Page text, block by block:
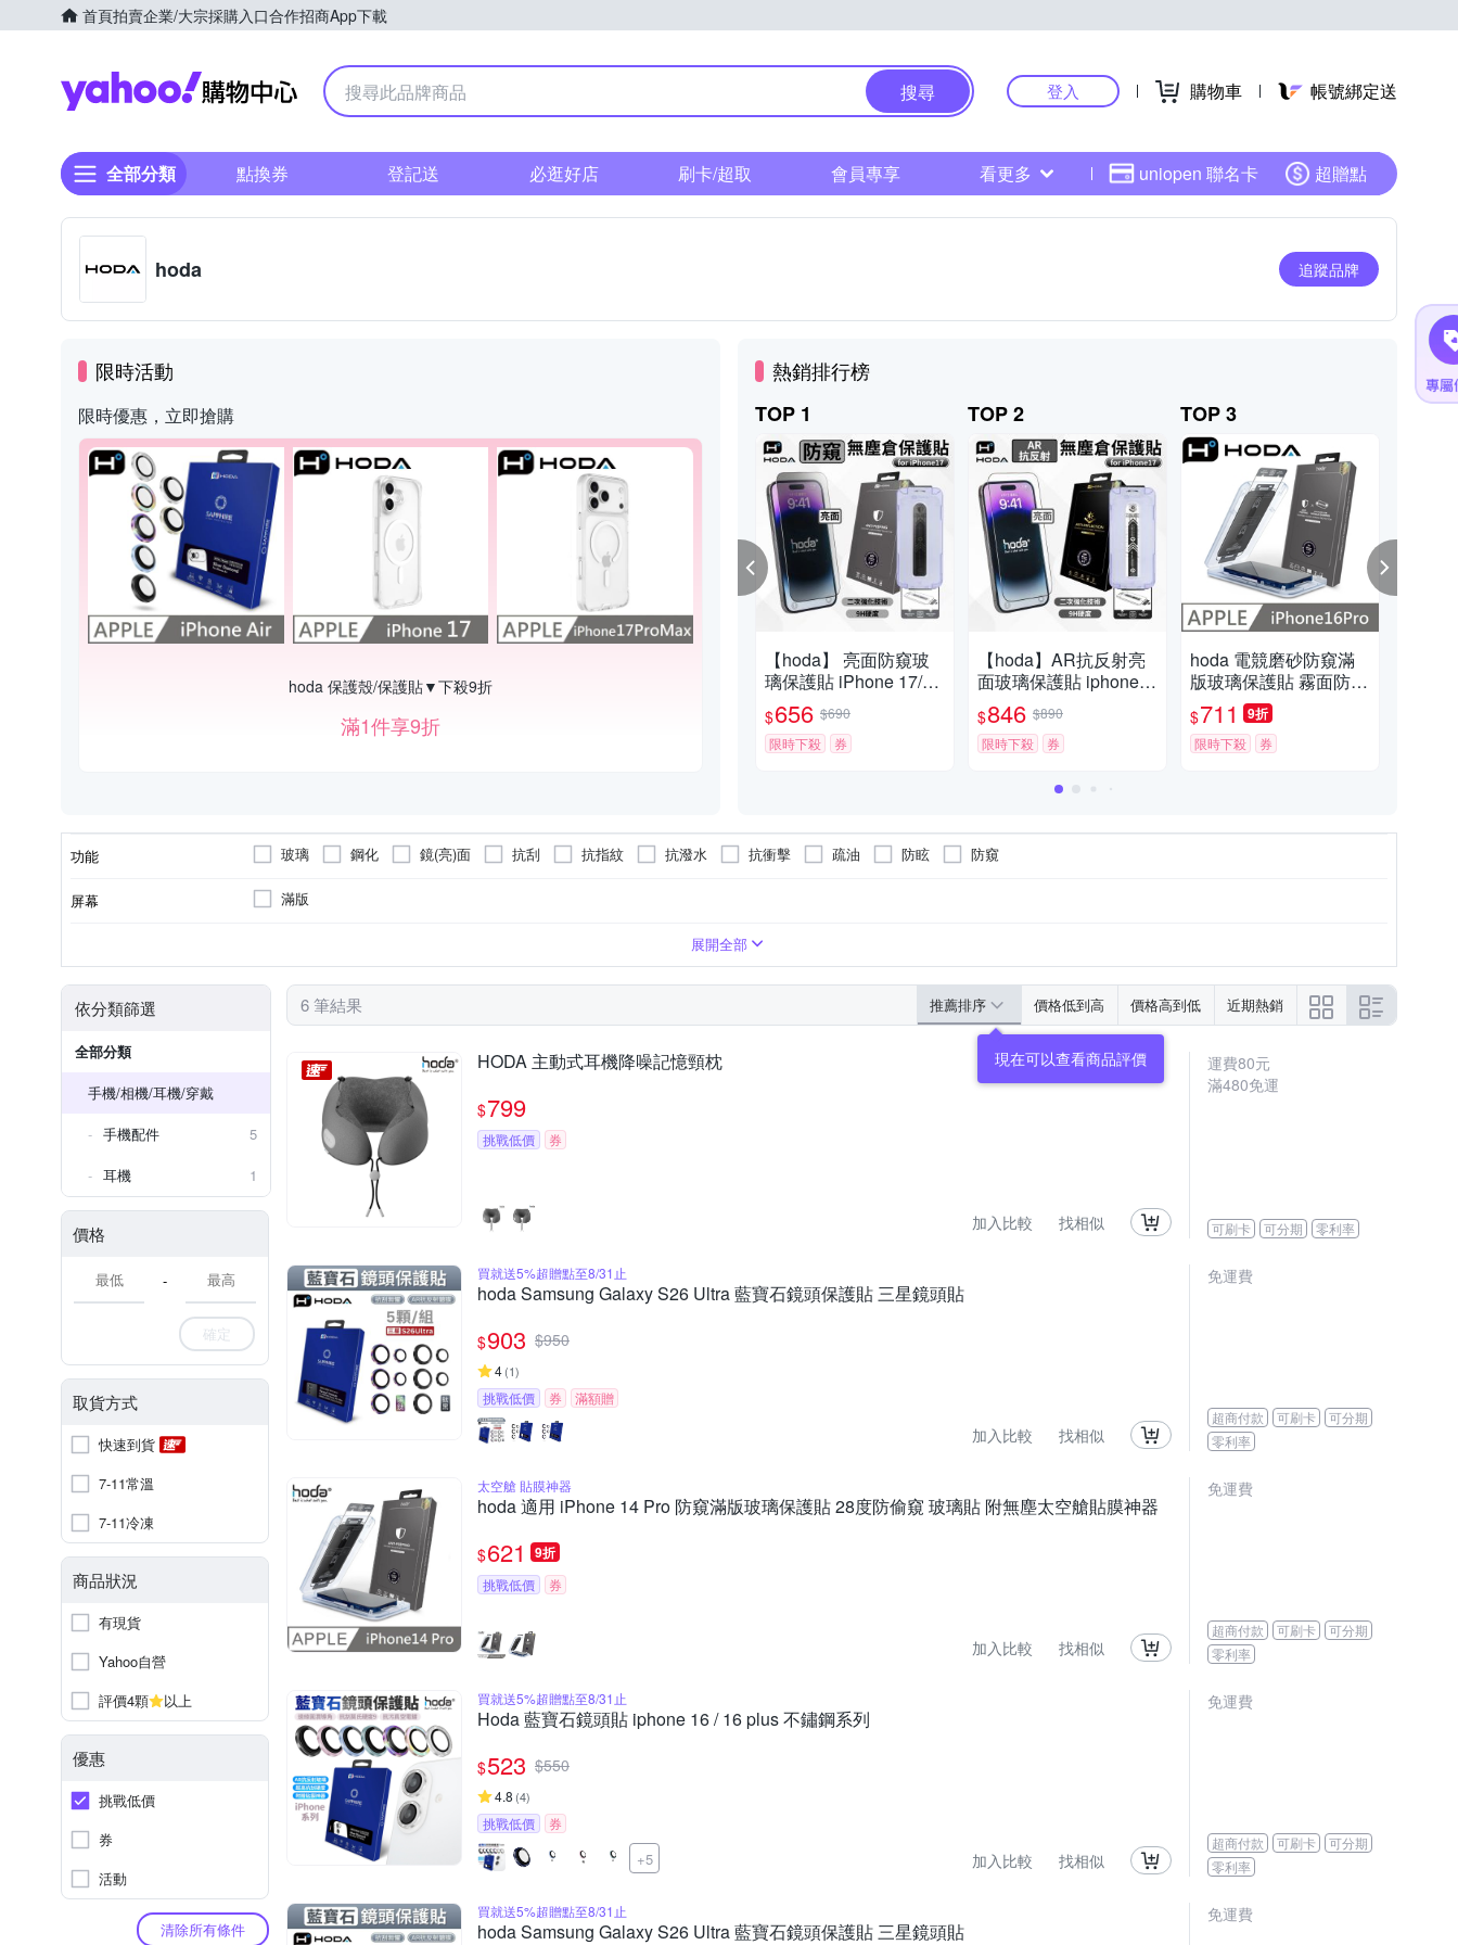
首頁拍賣企業/大宗採購入口合作招商App下載
Yahoo購物中心
搜尋 登入 購物車 帳號綁定送
全部分類 點換券 登記送 必逛好店 刷卡/超取 會員專享 看更多 uniopen 聯名卡 超贈點
hoda 追蹤品牌
限時活動
限時優惠，立即搶購
hoda 保護殼/保護貼▼下殺9折
滿1件享9折
熱銷排行榜
TOP 1
【hoda】 亮面防窺玻
璃保護貼 iPhone 17/17
Air/17Pro Max/17 Pro
附貼膜神器
$656 $690
限時下殺
券
TOP 2
【hoda】AR抗反射亮
面玻璃保護貼 iphone 1
7 全系列 附貼膜神器
$846 $890
限時下殺
券
TOP 3
hoda 電競磨砂防窺滿
版玻璃保護貼 霧面防窺
滿版玻璃貼 附無塵太空
艙貼膜神器 適用 iPhon
e 16 Pro
$711 9折
限時下殺 券
功能 玻璃 鋼化 鏡(亮)面 抗刮 抗指紋 抗潑水 抗衝擊 疏油 防眩 防窺
屏幕 滿版
iPhone 16 Plus
展開全部
依分類篩選
全部分類
手機/相機/耳機/穿戴
手機配件
5
耳機
1
價格
-
確定
取貨方式
快速到貨
7-11常溫
7-11冷凍
商品狀況
有現貨
Yahoo自營
評價4顆
以上
優惠
挑戰低價
券
活動
清除所有條件
6 筆結果 推薦排序 價格低到高 價格高到低 近期熱銷
現在可以查看商品評價
HODA 主動式耳機降噪記憶頸枕
$799
挑戰低價 券
加入比較 找相似
運費80元
滿480免運
可刷卡 可分期 零利率
買就送5%超贈點至8/31止
hoda Samsung Galaxy S26 Ultra 藍寶石鏡頭保護貼 三星鏡頭貼
$903 $950
4(1)
挑戰低價 券 滿額贈
加入比較 找相似
免運費
超商付款 可刷卡
可分期
零利率
太空艙 貼膜神器
hoda 適用 iPhone 14 Pro 防窺滿版玻璃保護貼 28度防偷窺 玻璃貼 附無塵太空艙貼膜神器
$621 9折
挑戰低價 券
加入比較 找相似
免運費
超商付款 可刷卡
可分期
零利率
買就送5%超贈點至8/31止
Hoda 藍寶石鏡頭貼 iphone 16 / 16 plus 不鏽鋼系列
$523 $550
4.8 (4)
挑戰低價 券
+5 加入比較 找相似
免運費
超商付款 可刷卡
可分期
零利率
買就送5%超贈點至8/31止
hoda Samsung Galaxy S26 Ultra 藍寶石鏡頭保護貼 三星鏡頭貼
免運費